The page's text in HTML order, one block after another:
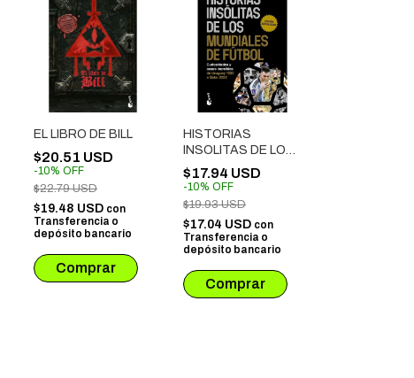
EL LIBRO DE BILL
$20.51 USD
-10% OFF
$22.79 USD
$19.48 USD con
Transferencia o
depósito bancario
HISTORIAS
INSOLITAS DE LOS
MUNDIALES DE
FUTBOL
$17.94 USD
-10% OFF
$19.93 USD
$17.04 USD con
Transferencia o
depósito bancario